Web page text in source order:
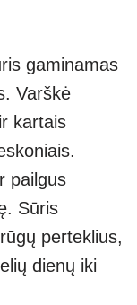
gaminamas
Varškė
kartais
pailgus
Sūris
perteklius,
dienų iki